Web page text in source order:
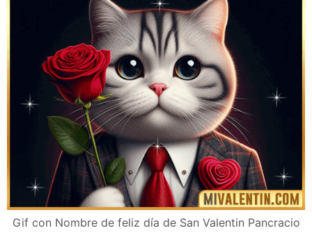
Gif con Nombre de feliz día de San Valentin Pancracio